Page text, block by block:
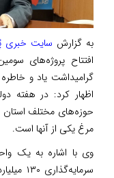
به گزارش سایت خبری
افتتاح پروژه‌های
گرامیداشت یاد و
حوزه‌های مختلف استان
مرغ یکی از آنها است.